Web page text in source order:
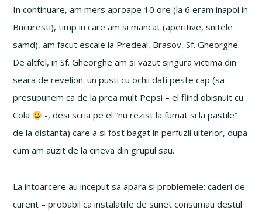
In continuare, am mers aproape 10 ore (la 6 eram inapoi in
Bucuresti), timp in care am si mancat (aperitive, snitele
samd), am facut escale la Predeal, Brasov, Sf. Gheorghe.
De altfel, in Sf. Gheorghe am si vazut singura victima din
seara de revelion: un pusti cu ochii dati peste cap (sa
presupunem ca de la prea mult Pepsi – el fiind obisnuit cu
Cola
-, desi scria pe el “nu rezist la fumat si la pastile”
de la distanta) care a si fost bagat in perfuzii ulterior, dupa
cum am auzit de la cineva din grupul sau.
La intoarcere au inceput sa apara si problemele: caderi de
curent – probabil ca instalatiile de sunet consumau destul